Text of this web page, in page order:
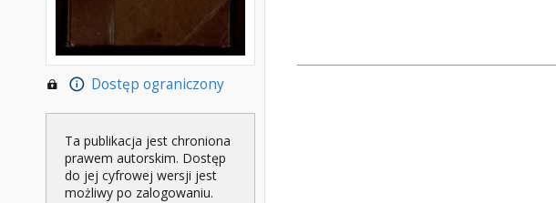
Dostęp ograniczony
Ta publikacja jest chroniona
prawem autorskim. Dostęp
do jej cyfrowej wersji jest
możliwy po zalogowaniu.